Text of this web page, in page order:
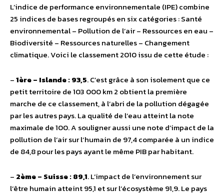
L’indice de performance environnementale (IPE) combine
25 indices de bases regroupés en six catégories : Santé
environnemental – Pollution de l’air – Ressources en eau –
Biodiversité – Ressources naturelles – Changement
climatique. Voici le classement 2010 issu de cette étude :
–1ère – Islande : 93,5. C’est grâce à son isolement que ce
petit territoire de 103 000 km 2 obtient la première
marche de ce classement, à l’abri de la pollution dégagée
par les autres pays. La qualité de l’eau atteint la note
maximale de 100. A souligner aussi une note d’impact de la
pollution de l’air sur l’humain de 97,4 comparée à un indice
de 84,8 pour les pays ayant le même PIB par habitant.
– 2ème – Suisse : 89,1. L’impact de l’environnement sur
l’être humain atteint 95,1 et sur l’écosystème 91,9. Le pays